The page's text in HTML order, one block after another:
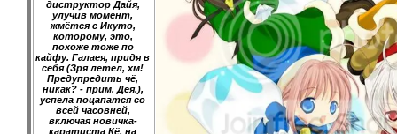
диструктор Дайя,
улучив момент,
жмётся с Икуто,
которому, это,
похоже тоже по
кайфу. Галаея, придя в
себя (Зря летел, хм!
Предупредить чё,
никак? - прим. Дея.),
успела поцапатся со
всей часовней,
включая новичка-
каратиста Кё, на